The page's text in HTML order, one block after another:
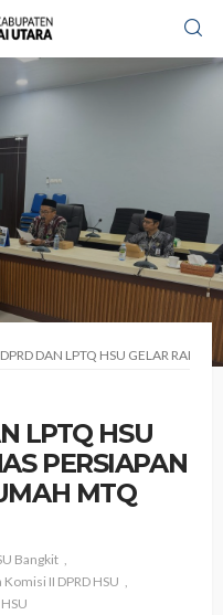
DAN LPTQ HSU GELAR
LPTQ HSU
PERSIAPAN
MTQ
Bangkit
Komisi II DPRD HSU